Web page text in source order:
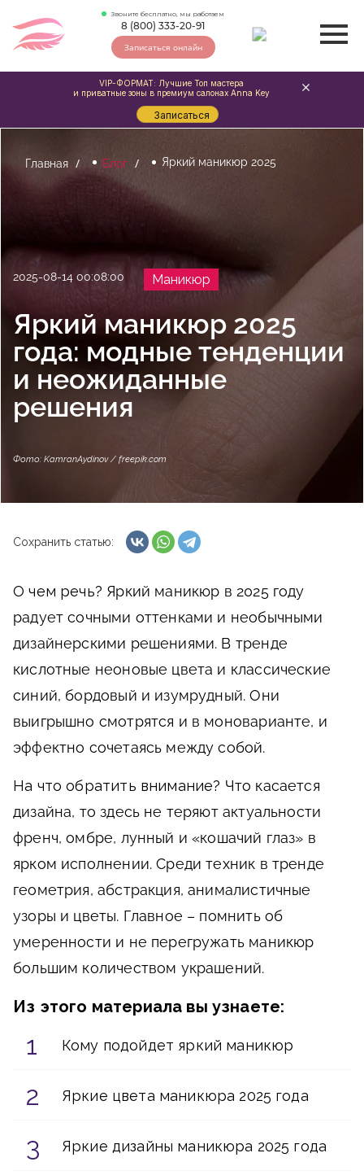
Звоните бесплатно, мы работаем
8 (800) 333-20-91
Записаться онлайн
Главная Блог Яркий маникюр 2025
2025-08-14 00:08:00 Маникюр
Яркий маникюр 2025
года: модные тенденции
и неожиданные
решения
Сохранить статью:
Фото: KamranAydinov / freepik.com
О чем речь? Яркий маникюр в 2025 году
радует сочными оттенками и необычными
дизайнерскими решениями. В тренде
кислотные неоновые цвета и классические
синий, бордовый и изумрудный. Они
выигрышно смотрятся и в моноварианте, и
эффектно сочетаясь между собой.
На что обратить внимание? Что касается
дизайна, то здесь не теряют актуальности
френч, омбре, лунный и «кошачий глаз» в
ярком исполнении. Среди техник в тренде
геометрия, абстракция, анималистичные
узоры и цветы. Главное – помнить об
умеренности и не перегружать маникюр
большим количеством украшений.
Из этого материала вы узнаете:
Кому подойдет яркий маникюр
Яркие цвета маникюра 2025 года
Яркие дизайны маникюра 2025 года
VIP-ФОРМАТ: Лучшие Топ мастера
и приватные зоны в премиум салонах Anna Key
Записаться